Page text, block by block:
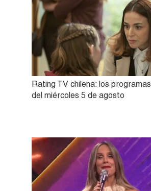
Rating TV chilena: los
del miércoles 5 de agosto